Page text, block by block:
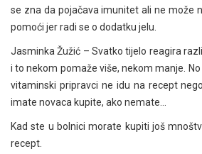
se zna da pojačava imunitet ali ne može
pomoći jer radi se o dodatku jelu.
Jasminka Žužić – Svatko tijelo reagira
i to nekom pomaže više, nekom manje.
vitaminski pripravci ne idu na recept
imate novaca kupite, ako nemate…
Kad ste u bolnici morate kupiti još
recept.